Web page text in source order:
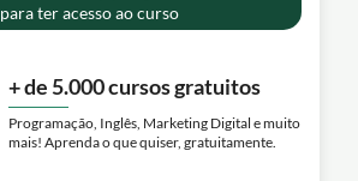
para ter acesso ao curso
+ de 5.000 cursos gratuitos
Programação, Inglês, Marketing Digital e muito
mais! Aprenda o que quiser, gratuitamente.